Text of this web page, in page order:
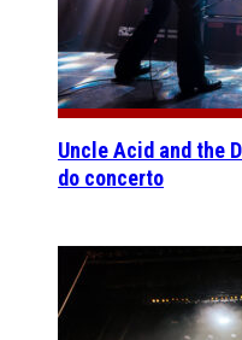
Uncle Acid and the
do concerto